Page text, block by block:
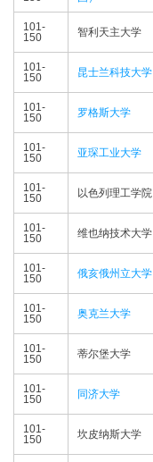
101-
150
智利天主大学
101-
150
昆士兰科技大学
101-
150
罗格斯大学
101-
150
亚琛工业大学
101-
150
以色列理工学院
101-
150
维也纳技术大学
101-
150
俄亥俄州立大学
101-
150
奥克兰大学
101-
150
蒂尔堡大学
101-
150
同济大学
101-
150
坎皮纳斯大学